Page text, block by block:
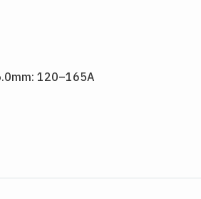
120–165A